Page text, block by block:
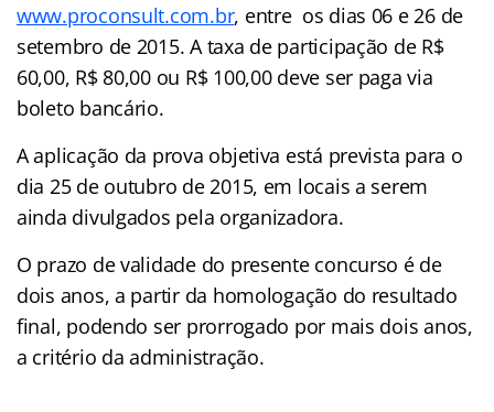
www.proconsult.com.br, entre os dias 06 e 26 de
setembro de 2015. A taxa de participação de R$
60,00, R$ 80,00 ou R$ 100,00 deve ser paga via
boleto bancário.
A aplicação da prova objetiva está prevista para o
dia 25 de outubro de 2015, em locais a serem
ainda divulgados pela organizadora.
O prazo de validade do presente concurso é de
dois anos, a partir da homologação do resultado
final, podendo ser prorrogado por mais dois anos,
a critério da administração.